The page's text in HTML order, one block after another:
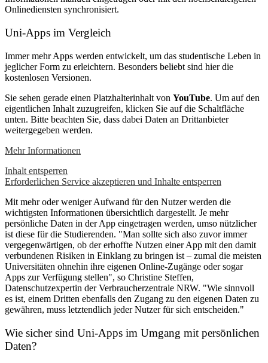
Onlinediensten synchronisiert.
Uni-Apps im Vergleich
Immer mehr Apps werden entwickelt, um das studentische Leben in
jeglicher Form zu erleichtern. Besonders beliebt sind hier die
kostenlosen Versionen.
Sie sehen gerade einen Platzhalterinhalt von YouTube. Um auf den
eigentlichen Inhalt zuzugreifen, klicken Sie auf die Schaltfläche
unten. Bitte beachten Sie, dass dabei Daten an Drittanbieter
weitergegeben werden.
Mehr Informationen
Inhalt entsperren
Erforderlichen Service akzeptieren und Inhalte entsperren
Mit mehr oder weniger Aufwand für den Nutzer werden die
wichtigsten Informationen übersichtlich dargestellt. Je mehr
persönliche Daten in der App eingetragen werden, umso nützlicher
ist diese für die Studierenden. "Man sollte sich also zuvor immer
vergegenwärtigen, ob der erhoffte Nutzen einer App mit den damit
verbundenen Risiken in Einklang zu bringen ist – zumal die meisten
Universitäten ohnehin ihre eigenen Online-Zugänge oder sogar
Apps zur Verfügung stellen", so Christine Steffen,
Datenschutzexpertin der Verbraucherzentrale NRW. "Wie sinnvoll
es ist, einem Dritten ebenfalls den Zugang zu den eigenen Daten zu
gewähren, muss letztendlich jeder Nutzer für sich entscheiden."
Wie sicher sind Uni-Apps im Umgang mit persönlichen
Daten?